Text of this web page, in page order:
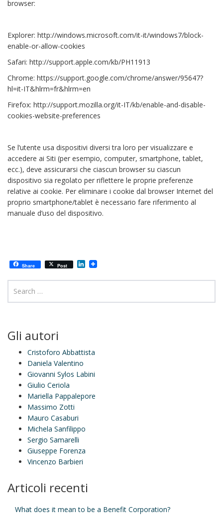
browser:
Explorer: http://windows.microsoft.com/it-it/windows7/block-
enable-or-allow-cookies
Safari: http://support.apple.com/kb/PH11913
Chrome: https://support.google.com/chrome/answer/95647?
hl=it-IT&hlrm=fr&hlrm=en
Firefox: http://support.mozilla.org/it-IT/kb/enable-and-disable-
cookies-website-preferences
Se l’utente usa dispositivi diversi tra loro per visualizzare e
accedere ai Siti (per esempio, computer, smartphone, tablet,
ecc.), deve assicurarsi che ciascun browser su ciascun
dispositivo sia regolato per riflettere le proprie preferenze
relative ai cookie. Per eliminare i cookie dal browser Internet del
proprio smartphone/tablet è necessario fare riferimento al
manuale d’uso del dispositivo.
Share Post L
n
d
Gli autori
Cristoforo Abbattista
Daniela Valentino
Giovanni Sylos Labini
Giulio Ceriola
Mariella Pappalepore
Massimo Zotti
Mauro Casaburi
Michela Sanfilippo
Sergio Samarelli
Giuseppe Forenza
Vincenzo Barbieri
Articoli recenti
What does it mean to be a Benefit Corporation?